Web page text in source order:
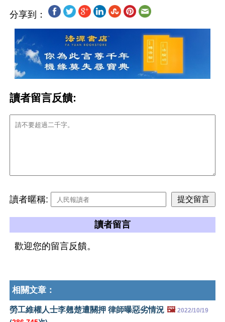
分享到：
讀者留言反饋:
讀者暱稱:
讀者留言
歡迎您的留言反饋。
相關文章：
勞工維權人士李翹楚遭關押 律師曝惡劣情況 🖼️ 2022/10/19